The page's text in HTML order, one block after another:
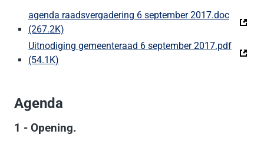
agenda raadsvergadering 6 september 2017.doc
(267.2K)
Uitnodiging gemeenteraad 6 september 2017.pdf
(54.1K)
Agenda
1 - Opening.